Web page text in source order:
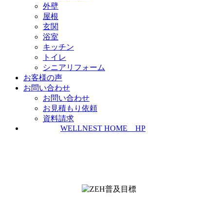
外壁
屋根
玄関
浴室
キッチン
トイレ
シニアリフォーム
お客様の声
お問い合わせ
お問い合わせ
お見積もり依頼
資料請求
WELLNEST HOME HP